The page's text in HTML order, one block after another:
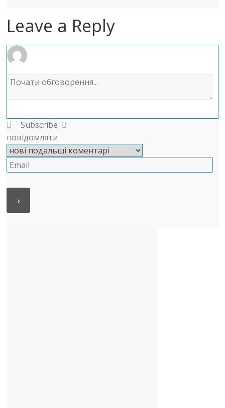
Leave a Reply
Subscribe
повідомляти